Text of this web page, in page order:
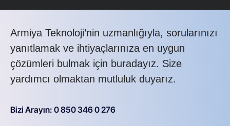
Armiya Teknoloji’nin uzmanlığıyla, sorularınızı
yanıtlamak ve ihtiyaçlarınıza en uygun
çözümleri bulmak için buradayız. Size
yardımcı olmaktan mutluluk duyarız.
Bizi Arayın: 0 850 346 0 276